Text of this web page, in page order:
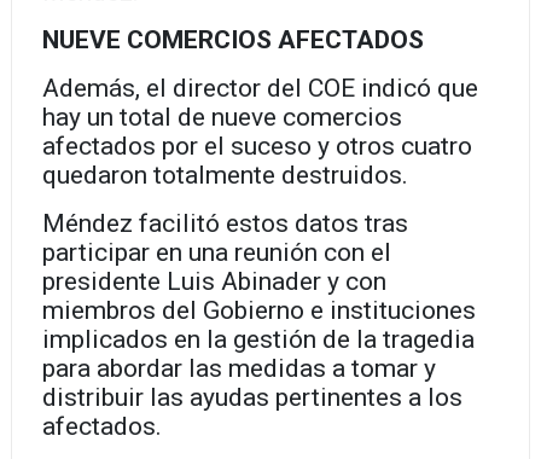
NUEVE COMERCIOS AFECTADOS
Además, el director del COE indicó que
hay un total de nueve comercios
afectados por el suceso y otros cuatro
quedaron totalmente destruidos.
Méndez facilitó estos datos tras
participar en una reunión con el
presidente Luis Abinader y con
miembros del Gobierno e instituciones
implicados en la gestión de la tragedia
para abordar las medidas a tomar y
distribuir las ayudas pertinentes a los
afectados.